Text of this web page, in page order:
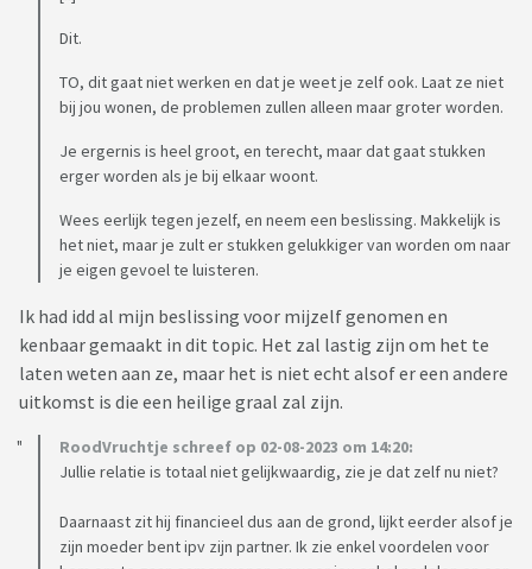
Dit.
TO, dit gaat niet werken en dat je weet je zelf ook. Laat ze niet
bij jou wonen, de problemen zullen alleen maar groter worden.
Je ergernis is heel groot, en terecht, maar dat gaat stukken
erger worden als je bij elkaar woont.
Wees eerlijk tegen jezelf, en neem een beslissing. Makkelijk is
het niet, maar je zult er stukken gelukkiger van worden om naar
je eigen gevoel te luisteren.
Ik had idd al mijn beslissing voor mijzelf genomen en
kenbaar gemaakt in dit topic. Het zal lastig zijn om het te
laten weten aan ze, maar het is niet echt alsof er een andere
uitkomst is die een heilige graal zal zijn.
RoodVruchtje schreef op 02-08-2023 om 14:20:
Jullie relatie is totaal niet gelijkwaardig, zie je dat zelf nu niet?
Daarnaast zit hij financieel dus aan de grond, lijkt eerder alsof je
zijn moeder bent ipv zijn partner. Ik zie enkel voordelen voor